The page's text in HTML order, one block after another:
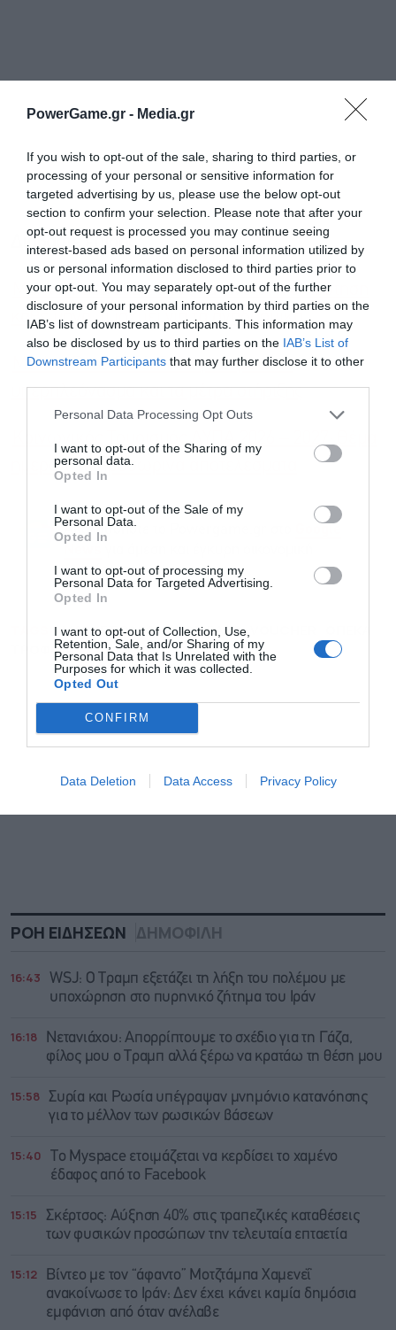
PowerGame.gr - Media.gr
If you wish to opt-out of the sale, sharing to third parties, or
processing of your personal or sensitive information for
targeted advertising by us, please use the below opt-out
section to confirm your selection. Please note that after your
opt-out request is processed you may continue seeing
interest-based ads based on personal information utilized by
us or personal information disclosed to third parties prior to
your opt-out. You may separately opt-out of the further
disclosure of your personal information by third parties on the
IAB’s list of downstream participants. This information may
also be disclosed by us to third parties on the IAB’s List of
Downstream Participants that may further disclose it to other
Personal Data Processing Opt Outs
I want to opt-out of the Sharing of my
personal data.
Opted In
I want to opt-out of the Sale of my
Personal Data.
Opted In
I want to opt-out of processing my
Personal Data for Targeted Advertising.
Opted In
I want to opt-out of Collection, Use,
Retention, Sale, and/or Sharing of my
Personal Data that Is Unrelated with the
Purposes for which it was collected.
Opted Out
CONFIRM
Data Deletion Data Access Privacy Policy
Διαβάστε επίσης
Market Pass 2026: Πώς θα γίνεται η επιδότηση
κάθε μήνα, τι ισχύει για τα αναδρομικά
Market Pass 2026: Tι θα γίνει μετά το
υπερπλεόνασμα και τα μέτρα στήριξης
ημερών τα προσωρινά αποτελέσματα
Ακολουθήστε το Powergame.gr στο
ενημέρωση!
MARKET PASS - FOOD PASS
ΤΡΟΦΙΜΑ
ΡΟΗ ΕΙΔΗΣΕΩΝ ΔΗΜΟΦΙΛΗ
16:43
WSJ: Ο Τραμπ εξετάζει τη λήξη του πολέμου με
υποχώρηση στο πυρηνικό ζήτημα του Ιράν
16:18
Νετανιάχου: Απορρίπτουμε το σχέδιο για τη Γάζα,
φίλος μου ο Τραμπ αλλά ξέρω να κρατάω τη θέση μου
15:58
Συρία και Ρωσία υπέγραψαν μνημόνιο κατανόησης
για το μέλλον των ρωσικών βάσεων
15:40
Το Myspace ετοιμάζεται να κερδίσει το χαμένο
έδαφος από το Facebook
15:15
Σκέρτσος: Αύξηση 40% στις τραπεζικές καταθέσεις
των φυσικών προσώπων την τελευταία επταετία
15:12
Βίντεο με τον “άφαντο” Μοτζτάμπα Χαμενεΐ
ανακοίνωσε το Ιράν: Δεν έχει κάνει καμία δημόσια
εμφάνιση από όταν ανέλαβε
Εγγραφή στο
και την πολιτική απορρήτου